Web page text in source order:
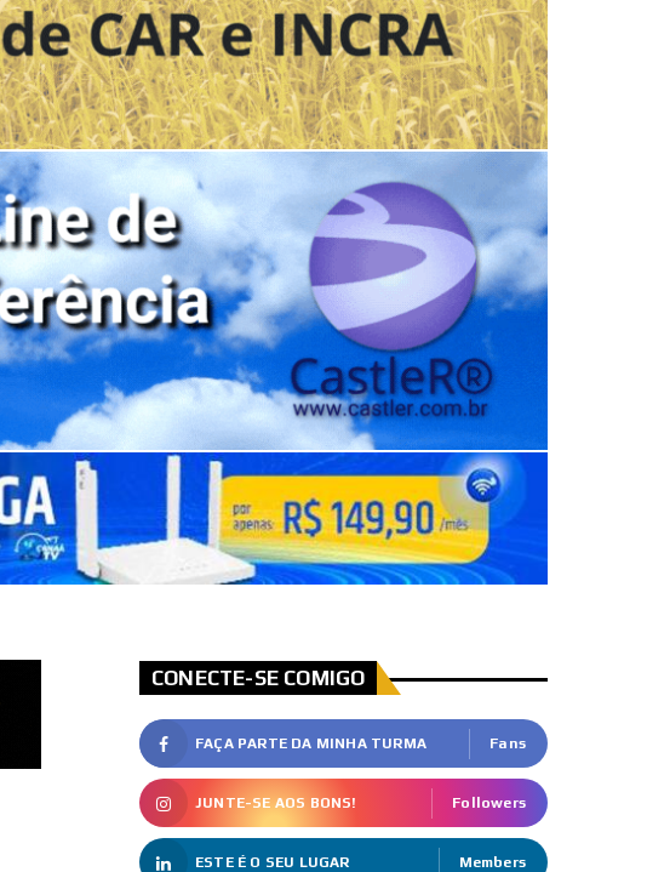
CONECTE-SE COMIGO
FAÇA PARTE DA MINHA TURMA Fans
JUNTE-SE AOS BONS! Followers
ESTE É O SEU LUGAR Members